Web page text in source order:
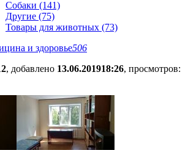
Собаки (141)
Другие (75)
Товары для животных (73)
и здоровье506
, добавлено 13.06.201918:26, просмотров: